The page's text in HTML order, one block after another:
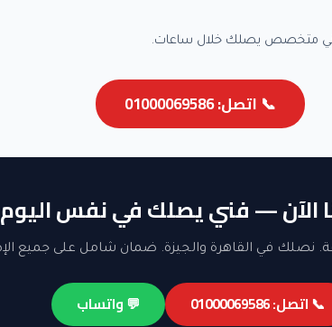
فني متخصص يصلك خلال ساعات.
📞 اتصل: 01000069586
الآن — فني يصلك في نفس اليوم
📞 اتصل: 01000069586 💬 واتساب